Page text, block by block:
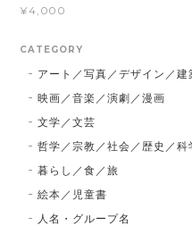
¥4,000
CATEGORY
アート／写真／デザイン／
映画／音楽／演劇／漫画
文学／文芸
哲学／宗教／社会／歴史／科
暮らし／食／旅
絵本／児童書
人名・グループ名